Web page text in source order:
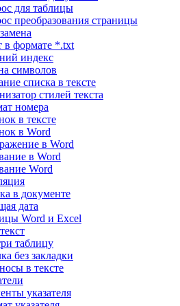
для таблицы
преобразования страницы
в формате *.txt
индекс
символов
списка в тексте
стилей текста
номера
в тексте
в Word
в Word
в Word
Word
в документе
дата
Word и Excel
таблицу
без закладки
в тексте
указателя